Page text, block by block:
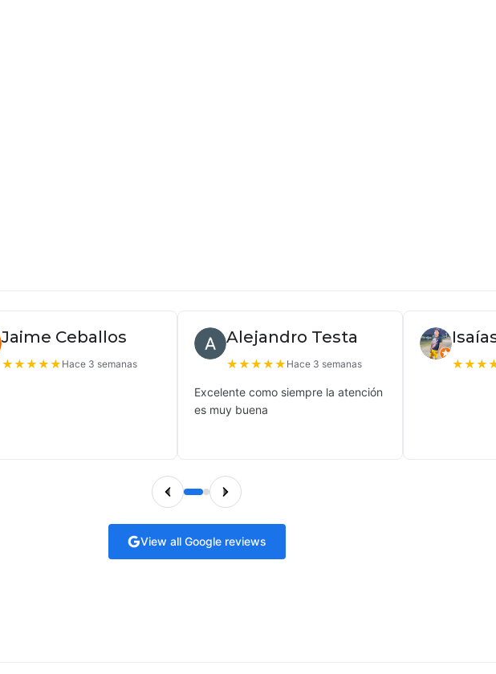
Jaime Ceballos
★★★★★ Hace 3 semanas
Alejandro Testa
★★★★★ Hace 3 semanas
Excelente como siempre la atención
es muy buena
★★★
View all Google reviews